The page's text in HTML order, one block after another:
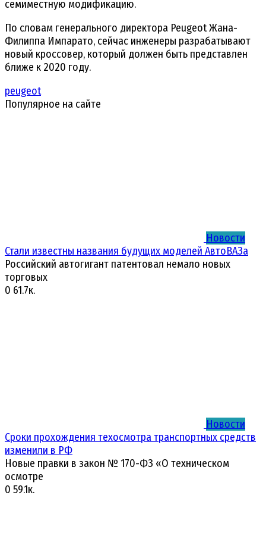
семиместную модификацию.
По словам генерального директора Peugeot Жана-
Филиппа Импарато, сейчас инженеры разрабатывают
новый кроссовер, который должен быть представлен
ближе к 2020 году.
peugeot
Популярное на сайте
Новости
Стали известны названия будущих моделей АвтоВАЗа
Российский автогигант патентовал немало новых
торговых
0 61.7к.
Новости
Сроки прохождения техосмотра транспортных средств
изменили в РФ
Новые правки в закон № 170-ФЗ «О техническом
осмотре
0 59.1к.